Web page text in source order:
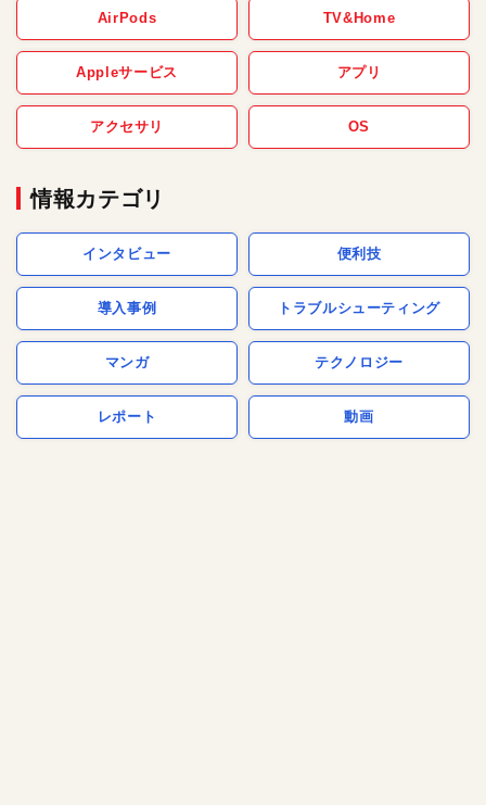
AirPods TV&Home
Appleサービス アプリ
アクセサリ OS
情報カテゴリ
インタビュー 便利技
導入事例 トラブルシューティング
マンガ テクノロジー
レポート 動画